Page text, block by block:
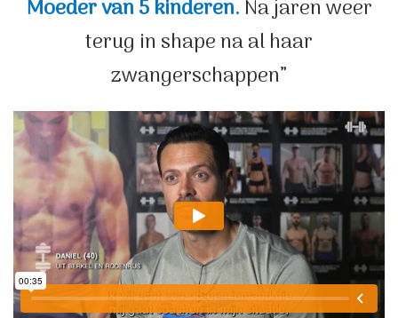
Moeder van 5 kinderen.Na jaren weer
terug in shape na al haar
zwangerschappen”